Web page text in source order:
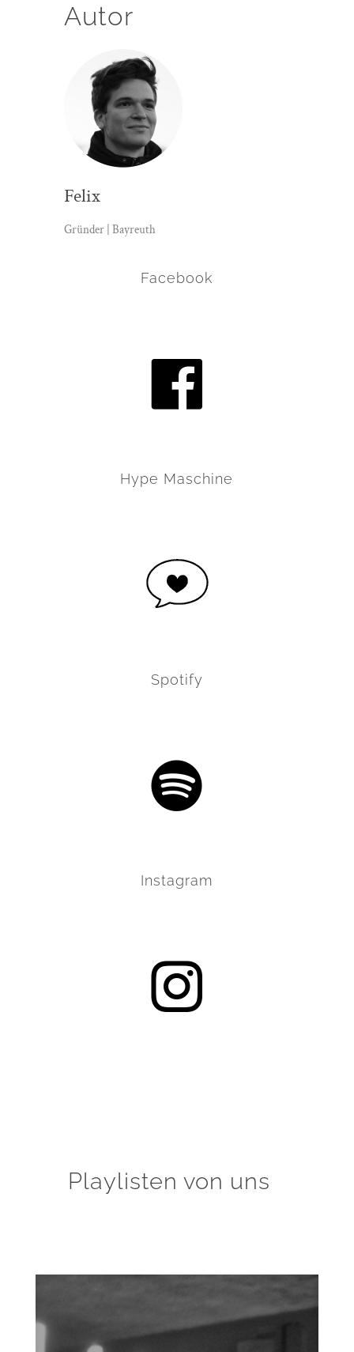
Autor
Felix
Gründer | Bayreuth
Facebook
Hype Maschine
Spotify
Instagram
Playlisten von uns